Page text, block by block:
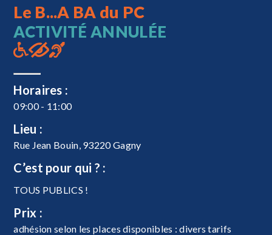
Le B...A BA du PC
ACTIVITÉ ANNULÉE
Horaires :
09:00 - 11:00
Lieu :
Rue Jean Bouin, 93220 Gagny
C’est pour qui ? :
TOUS PUBLICS !
Prix :
adhésion selon les places disponibles : divers tarifs